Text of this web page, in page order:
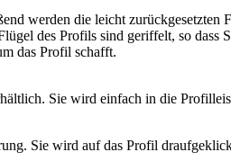
werden die leicht zurückgesetzten
des Profils sind geriffelt, so dass
das Profil schafft.
Sie wird einfach in die
Sie wird auf das Profil